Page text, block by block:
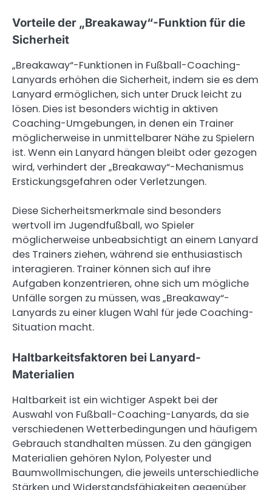
Vorteile der „Breakaway“-Funktion für die
Sicherheit
„Breakaway“-Funktionen in Fußball-Coaching-
Lanyards erhöhen die Sicherheit, indem sie es dem
Lanyard ermöglichen, sich unter Druck leicht zu
lösen. Dies ist besonders wichtig in aktiven
Coaching-Umgebungen, in denen ein Trainer
möglicherweise in unmittelbarer Nähe zu Spielern
ist. Wenn ein Lanyard hängen bleibt oder gezogen
wird, verhindert der „Breakaway“-Mechanismus
Erstickungsgefahren oder Verletzungen.
Diese Sicherheitsmerkmale sind besonders
wertvoll im Jugendfußball, wo Spieler
möglicherweise unbeabsichtigt an einem Lanyard
des Trainers ziehen, während sie enthusiastisch
interagieren. Trainer können sich auf ihre
Aufgaben konzentrieren, ohne sich um mögliche
Unfälle sorgen zu müssen, was „Breakaway“-
Lanyards zu einer klugen Wahl für jede Coaching-
Situation macht.
Haltbarkeitsfaktoren bei Lanyard-
Materialien
Haltbarkeit ist ein wichtiger Aspekt bei der
Auswahl von Fußball-Coaching-Lanyards, da sie
verschiedenen Wetterbedingungen und häufigem
Gebrauch standhalten müssen. Zu den gängigen
Materialien gehören Nylon, Polyester und
Baumwollmischungen, die jeweils unterschiedliche